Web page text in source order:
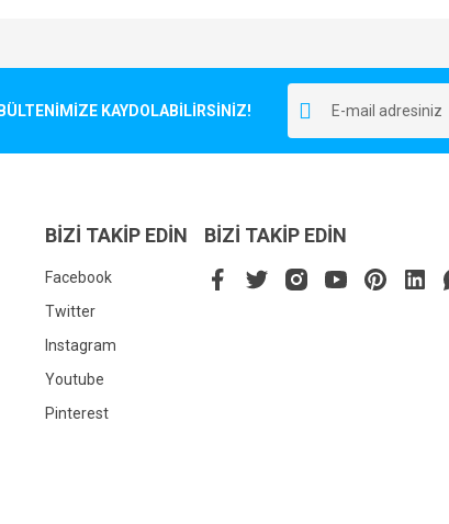
KAYDOLABİLİRSİNİZ!
BİZİ TAKİP EDİN
Facebook
Twitter
Instagram
Youtube
Pinterest
BİZİ TAKİP EDİN